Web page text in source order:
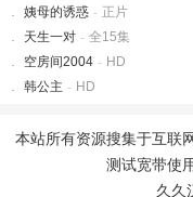
姨母的诱惑 - 正片
天生一对 - 全15集
空房间2004 - HD
韩公主 - HD
本站所有资源搜集于互联
测试宽带使
久久